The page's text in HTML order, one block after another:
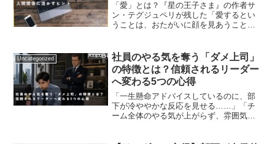
「愛」とは？『星の王子さま』の作者サ
ン・テグジュペリが残した「愛するとい
うことは、おたがいに顔を見あうことで
愛や人間関係の本質を捉える名言として
知られています。自分の気持...
Uncategorized
社員のやる気を奪う「ダメ上司」
の特徴とは？信頼されるリーダー
へ変わる5つの心得
「一生懸命アドバイスしているのに、部
下が冷ややかな反応を見せる……」「チ
ーム全体のやる気が上がらず、雰囲気が